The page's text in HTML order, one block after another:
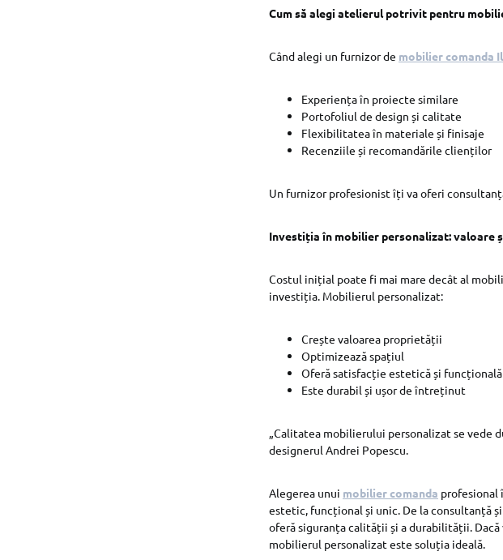
Cum să alegi atelierul potrivit pentru
Când alegi un furnizor de mobilier comanda
Experiența în proiecte similare
Portofoliul de design și calitate
Flexibilitatea în materiale și finisaje
Recenziile și recomandările clienților
Un furnizor profesionist îți va oferi
Investiția în mobilier personalizat: valoare
Costul inițial poate fi mai mare decât al
investiția. Mobilierul personalizat:
Crește valoarea proprietății
Optimizează spațiul
Oferă satisfacție estetică și funcțională
Este durabil și ușor de întreținut
„Calitatea mobilierului personalizat se vede
designerul Andrei Popescu.
Alegerea unui mobilier comanda profesional
estetic, funcțional și unic. De la consultanță
oferă siguranța calității și a durabilității.
mobilierul personalizat este soluția ideală.